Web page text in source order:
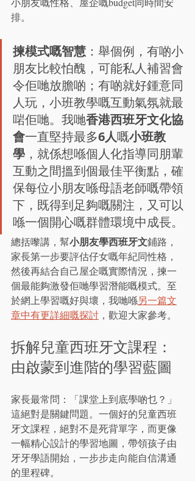
排。
揀模式嘅智慧 ：舉個例，有啲小
朋友比較怕醜，可能私人補習會
令佢哋放膽啲；有啲就好鍾意同
人玩，小班教學嘅互動氣氛就最
啱佢哋。我哋香港西班牙文化協
會一直堅持最多6人嘅小班教
學 ，就係想喺個人化指導同朋輩
互動之間搵到個最佳平衡點，確
保每位小朋友喺母語老師嘅帶領
下，既得到足夠嘅關注，又可以
喺一個開心嘅群體環境中成長。
總括嚟講，幫小朋友學西班牙文鋪路，
家長第一步要評估仔女嘅年紀同性格，
然後再結合自己屋企嘅實際情況，揀一
個最能夠激發佢哋學習潛能嘅模式。至
於網上學習嘅好與壞，我哋喺另一篇文
章中有更詳細嘅探討 ，歡迎大家參考。
拆解兒童西班牙文課程：
由啟蒙到進階的學習藍圖
家長最常問：「課堂上到底學啲乜？」
這絕對是關鍵問題。一個好的兒童西班
牙文課程，絕對不是死背單字，而更像
一幅精心設計的學習地圖，帶領孩子由
牙牙學語開始，一步步走向能自信溝通
的里程碑。